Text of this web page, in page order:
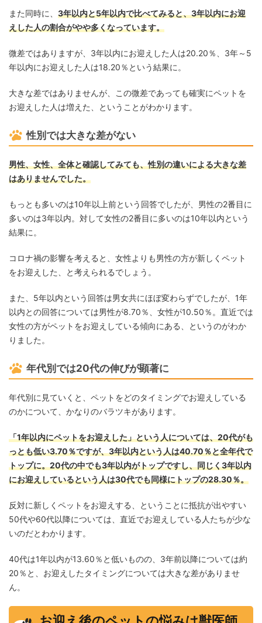
また同時に、 3年以内と5年以内で比べてみると、3年以内にお迎
えした人の割合がやや多くなっています。
微差ではありますが、3年以内にお迎えした人は20.20％、3年～5
年以内にお迎えした人は18.20％という結果に。
大きな差ではありませんが、この微差であっても確実にペットを
お迎えした人は増えた、ということがわかります。
性別では大きな差がない
男性、女性、全体と確認してみても、性別の違いによる大きな差
はありませんでした。
もっとも多いのは10年以上前という回答でしたが、男性の2番目に
多いのは3年以内。対して女性の2番目に多いのは10年以内という
結果に。
コロナ禍の影響を考えると、女性よりも男性の方が新しくペット
をお迎えした、と考えられるでしょう。
また、5年以内という回答は男女共にほぼ変わらずでしたが、1年
以内との回答については男性が8.70％、女性が10.50％。直近では
女性の方がペットをお迎えしている傾向にある、というのがわか
りました。
年代別では20代の伸びが顕著に
年代別に見ていくと、ペットをどのタイミングでお迎えしている
のかについて、かなりのバラツキがあります。
「1年以内にペットをお迎えした」という人については、20代がも
っとも低い3.70％ですが、3年以内という人は40.70％と全年代で
トップに。20代の中でも3年以内がトップですし、同じく3年以内
にお迎えしているという人は30代でも同様にトップの28.30％。
反対に新しくペットをお迎えする、ということに抵抗が出やすい
50代や60代以降については、直近でお迎えしている人たちが少な
いのだとわかります。
40代は1年以内が13.60％と低いものの、3年前以降については約
20％と、お迎えしたタイミングについては大きな差がありませ
ん。